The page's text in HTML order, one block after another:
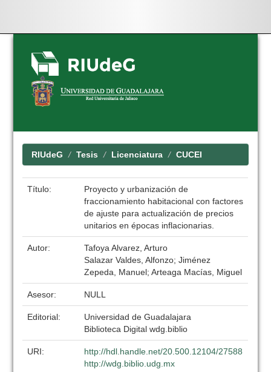
Skip
navigation
RIUdeG Tesis Licenciatura CUCEI
Título:
Proyecto y urbanización de
fraccionamiento habitacional con factores
de ajuste para actualización de precios
unitarios en épocas inflacionarias.
Autor:
Tafoya Alvarez, Arturo
Salazar Valdes, Alfonzo; Jiménez
Zepeda, Manuel; Arteaga Macías, Miguel
Asesor: NULL
Editorial:
Universidad de Guadalajara
Biblioteca Digital wdg.biblio
URI:
http://hdl.handle.net/20.500.12104/27588
http://wdg.biblio.udg.mx